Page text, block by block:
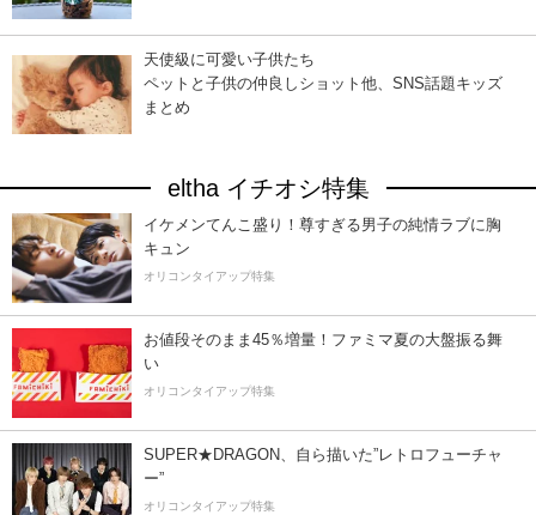
天使級に可愛い子供たち
ペットと子供の仲良しショット他、SNS話題キッズ
まとめ
eltha イチオシ特集
イケメンてんこ盛り！尊すぎる男子の純情ラブに胸
キュン
オリコンタイアップ特集
お値段そのまま45％増量！ファミマ夏の大盤振る舞
い
オリコンタイアップ特集
SUPER★DRAGON、自ら描いた”レトロフューチャ
ー”
オリコンタイアップ特集